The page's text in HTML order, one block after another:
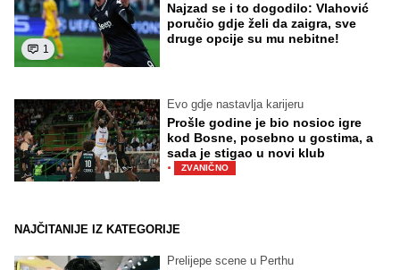
1
Najzad se i to dogodilo: Vlahović
poručio gdje želi da zaigra, sve
druge opcije su mu nebitne!
Evo gdje nastavlja karijeru
Prošle godine je bio nosioc igre
kod Bosne, posebno u gostima, a
sada je stigao u novi klub
· ZVANIČNO
NAJČITANIJE IZ KATEGORIJE
Prelijepe scene u Perthu